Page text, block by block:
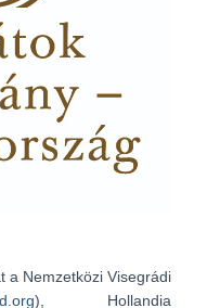
a Nemzetközi Visegrádi
), Hollandia